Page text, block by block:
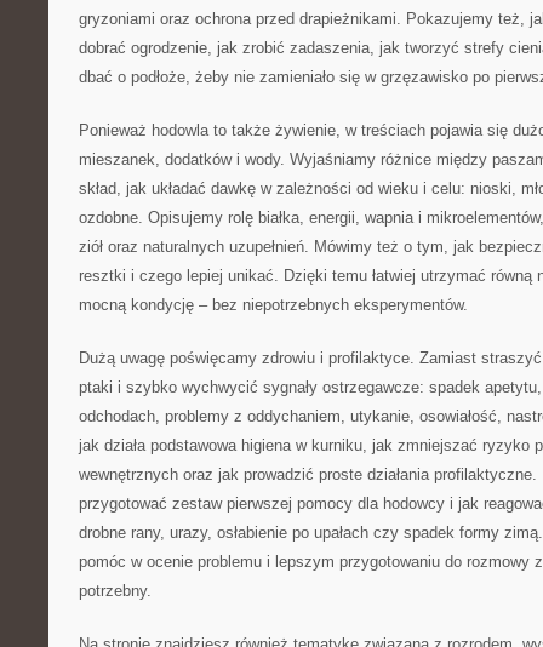
gryzoniami oraz ochrona przed drapieżnikami. Pokazujemy też,
dobrać ogrodzenie, jak zrobić zadaszenia, jak tworzyć strefy
dbać o podłoże, żeby nie zamieniało się w grzęzawisko po
Ponieważ hodowla to także żywienie, w treściach pojawia się
mieszanek, dodatków i wody. Wyjaśniamy różnice między
skład, jak układać dawkę w zależności od wieku i celu: nioski,
ozdobne. Opisujemy rolę białka, energii, wapnia i
ziół oraz naturalnych uzupełnień. Mówimy też o tym, jak
resztki i czego lepiej unikać. Dzięki temu łatwiej utrzymać równą
mocną kondycję – bez niepotrzebnych eksperymentów.
Dużą uwagę poświęcamy zdrowiu i profilaktyce. Zamiast
ptaki i szybko wychwycić sygnały ostrzegawcze: spadek
odchodach, problemy z oddychaniem, utykanie, osowiałość,
jak działa podstawowa higiena w kurniku, jak zmniejszać ryzyko
wewnętrznych oraz jak prowadzić proste działania
przygotować zestaw pierwszej pomocy dla hodowcy i jak
drobne rany, urazy, osłabienie po upałach czy spadek formy
pomóc w ocenie problemu i lepszym przygotowaniu do rozmowy
potrzebny.